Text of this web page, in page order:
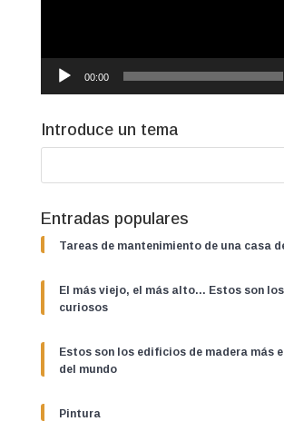
00:00
Introduce un tema
Entradas populares
Tareas de mantenimiento de una casa
El más viejo, el más alto… Estos son
curiosos
Estos son los edificios de madera más
del mundo
Pintura